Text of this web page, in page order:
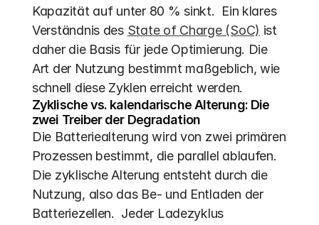
Kapazität auf unter 80 % sinkt.  Ein klares
Verständnis des State of Charge (SoC) ist
daher die Basis für jede Optimierung. Die
Art der Nutzung bestimmt maßgeblich, wie
schnell diese Zyklen erreicht werden.
Zyklische vs. kalendarische Alterung: Die
zwei Treiber der Degradation
Die Batteriealterung wird von zwei primären
Prozessen bestimmt, die parallel ablaufen.
Die zyklische Alterung entsteht durch die
Nutzung, also das Be- und Entladen der
Batteriezellen.  Jeder Ladezyklus